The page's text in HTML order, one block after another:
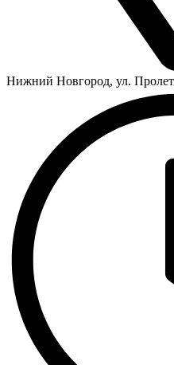
Нижний Новгород, ул.